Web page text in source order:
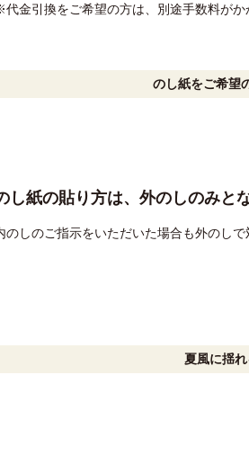
代金引換をご希望の方は、別途手数料がか
のし紙をご希望
し紙の貼り方は、外のしのみと
のしのご指示をいただいた場合も外のし
夏風に揺